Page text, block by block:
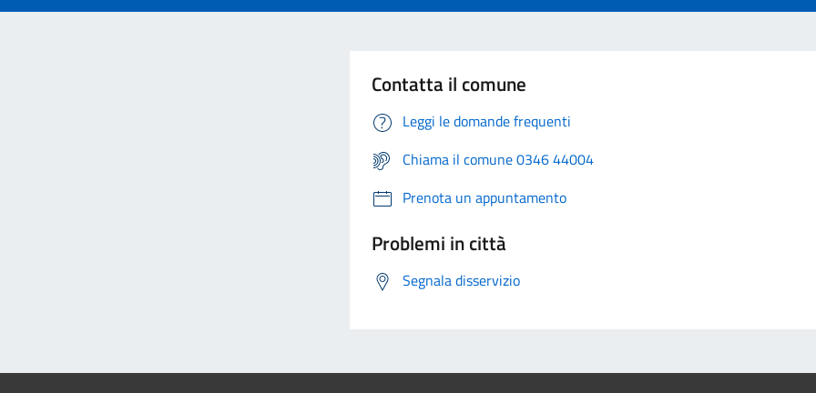
Contatta il comune
Leggi le domande frequenti
Chiama il comune 0346 44004
Prenota un appuntamento
Problemi in città
Segnala disservizio